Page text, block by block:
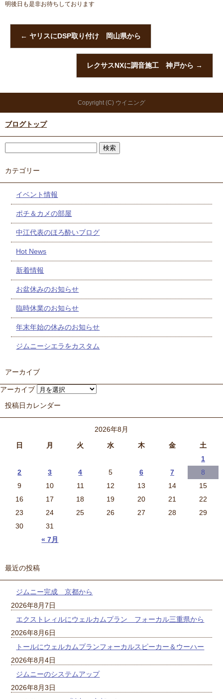
明後日も是非お待ちしております
← ヤリスにDSP取り付け 岡山県から
レクサスNXに調音施工 神戸から →
Copyright (C) ウイニング
ブログトップ
カテゴリー
イベント情報
ポチ＆カメの部屋
中江代表のほろ酔いブログ
Hot News
新着情報
お盆休みのお知らせ
臨時休業のお知らせ
年末年始の休みのお知らせ
ジムニーシエラをカスタム
アーカイブ
アーカイブ
投稿日カレンダー
2026年8月
日
月 火 水 木 金 土
« 7月
1
2
3 4 5 6 7
8
9
10 11 12 13 14
15
16
17 18 19 20 21
22
23
24 25 26 27 28
29
30
31
最近の投稿
ジムニー完成 京都から
2026年8月7日
エクストレィルにウェルカムプラン フォーカル三重県から
2026年8月6日
トールにウェルカムプランフォーカルスピーカー＆ウーハー
2026年8月4日
ジムニーのシステムアップ
2026年8月3日